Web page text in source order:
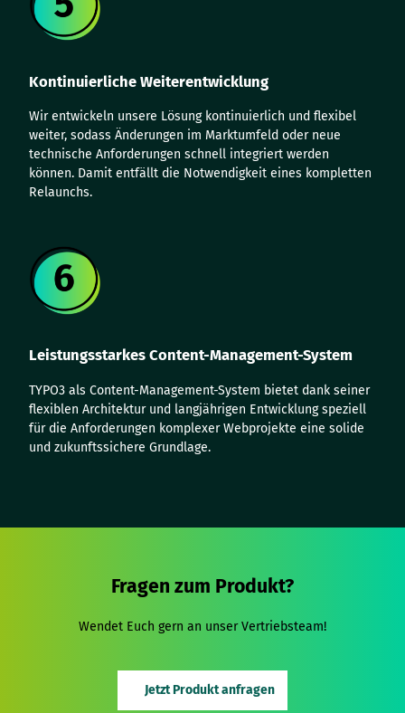
Kontinuierliche Weiterentwicklung
Wir entwickeln unsere Lösung kontinuierlich und flexibel
weiter, sodass Änderungen im Marktumfeld oder neue
technische Anforderungen schnell integriert werden
können. Damit entfällt die Notwendigkeit eines kompletten
Relaunchs.
Leistungsstarkes Content-Management-System
TYPO3 als Content-Management-System bietet dank seiner
flexiblen Architektur und langjährigen Entwicklung speziell
für die Anforderungen komplexer Webprojekte eine solide
und zukunftssichere Grundlage.
Fragen zum Produkt?
Wendet Euch gern an unser Vertriebsteam!
Jetzt Produkt anfragen